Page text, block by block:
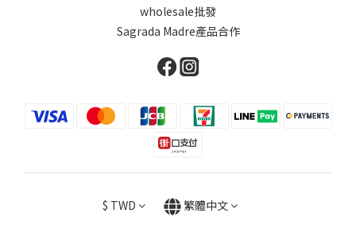
wholesale批發
Sagrada Madre產品合作
$ TWD 繁體中文